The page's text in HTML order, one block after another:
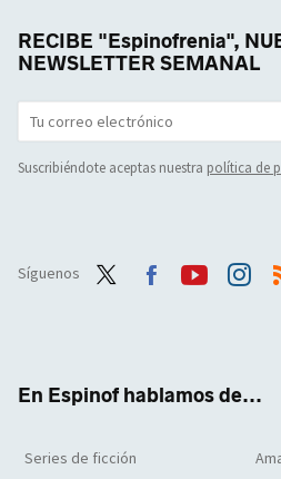
RECIBE "Espinofrenia",
NEWSLETTER SEMANAL
Suscribiéndote aceptas nuestra política de
Síguenos
En Espinof hablamos de...
Series de ficción